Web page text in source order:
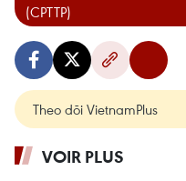
(CPTTP)
Theo dõi VietnamPlus
VOIR PLUS